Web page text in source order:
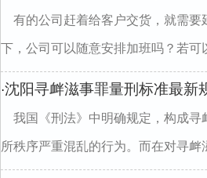
有的公司赶着给客户交货，就需
下，公司可以随意安排加班吗？若
·沈阳寻衅滋事罪量刑标准最新
我国《刑法》中明确规定，构成
所秩序严重混乱的行为。而在对寻